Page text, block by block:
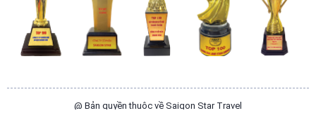
@ Bản quyền thuộc về Saigon Star Travel